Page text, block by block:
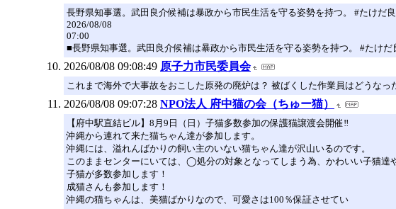
長野県知事選。武田良介候補は暴政から市民生活を守る姿勢を持つ。 #たけだ
2026/08/08
07:00
■長野県知事選。武田良介候補は暴政から市民生活を守る姿勢を持つ。 #たけ
2026/08/08 09:08:49 原子力市民委員会
これまで海外で大事故をおこした原発の廃炉は？ 被ばくした作業員はどうな
2026/08/08 09:07:28 NPO法人 府中猫の会（ちゅー猫）
【府中駅直結ビル】8月9日（日）子猫多数参加の保護猫譲渡会開催‼️
沖縄から連れて来た猫ちゃん達が参加します。
沖縄には、溢れんばかりの飼い主のいない猫ちゃん達が沢山いるのです。
このままセンターにいては、◯処分の対象となってしまう為、かわいい子猫達
子猫が多数参加します！
成猫さんも参加します！
沖縄の猫ちゃんは、美猫ばかりなので、可愛さは100％保証させてい